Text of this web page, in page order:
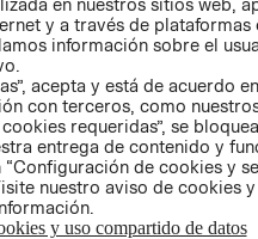
y a través de plataformas
información sobre el
acepta y está de acuerdo
con terceros, como
requeridas”, se
entrega de contenido y
de cookies y
nuestro aviso de cookies
y uso compartido de datos